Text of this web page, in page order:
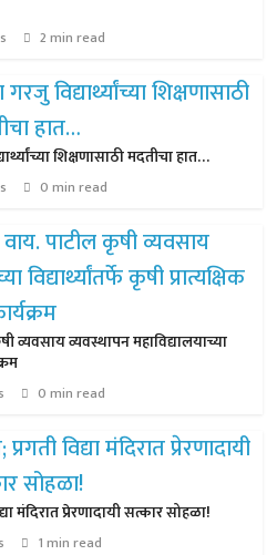
2 min read
शिक्षणासाठी मदतीचा हात…
0 min read
व्यवसाय व्यवस्थापन महाविद्यालयाच्या
0 min read
मंदिरात प्रेरणादायी सत्कार सोहळा!
1 min read